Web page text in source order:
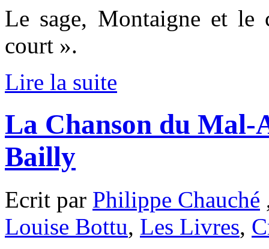
Le sage, Montaigne et le
court ».
Lire la suite
La Chanson du
Bailly
Ecrit par Philippe Chauché
Louise Bottu, Les Livres,